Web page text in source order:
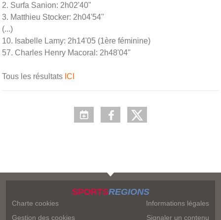
2. Surfa Sanion: 2h02'40"
3. Matthieu Stocker: 2h04'54''
(...)
10. Isabelle Lamy: 2h14'05 (1ère féminine)
57. Charles Henry Macoral: 2h48'04"
Tous les résultats ICI
SPORTSREGIONS
Charte cookies
Gestion des cookies
Informations légales
Signaler un contenu